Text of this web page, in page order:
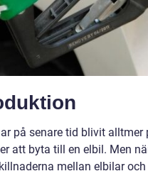
på senare tid blivit
att byta till en elbil. Men
mellan elbilar